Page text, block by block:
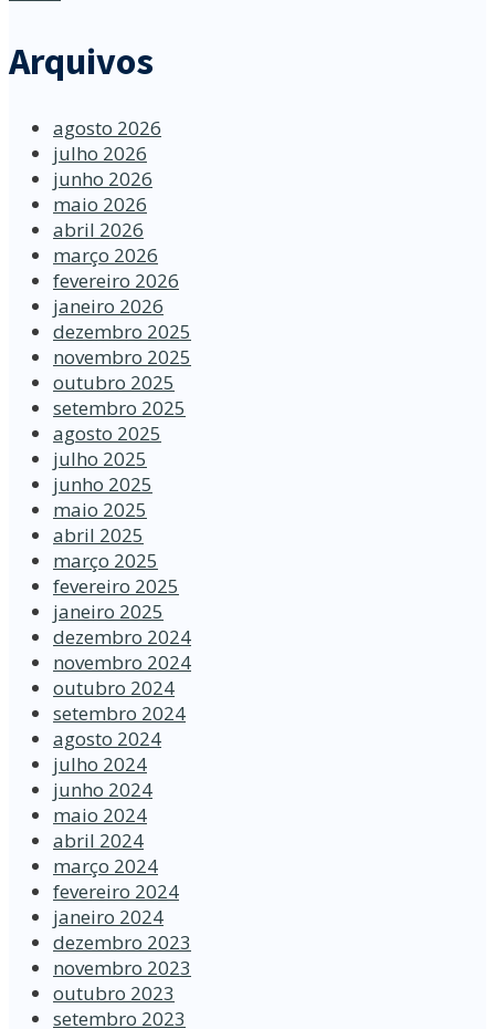
Arquivos
agosto 2026
julho 2026
junho 2026
maio 2026
abril 2026
março 2026
fevereiro 2026
janeiro 2026
dezembro 2025
novembro 2025
outubro 2025
setembro 2025
agosto 2025
julho 2025
junho 2025
maio 2025
abril 2025
março 2025
fevereiro 2025
janeiro 2025
dezembro 2024
novembro 2024
outubro 2024
setembro 2024
agosto 2024
julho 2024
junho 2024
maio 2024
abril 2024
março 2024
fevereiro 2024
janeiro 2024
dezembro 2023
novembro 2023
outubro 2023
setembro 2023